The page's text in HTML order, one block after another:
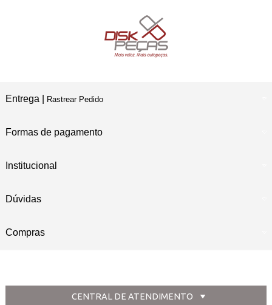
Em Nossas Lojas Físicas
Entrega | Rastrear Pedido
Formas de pagamento
Institucional
Dúvidas
Compras
CENTRAL DE ATENDIMENTO